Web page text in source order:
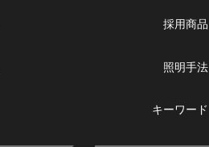
採用商品
照明手法
キーワード